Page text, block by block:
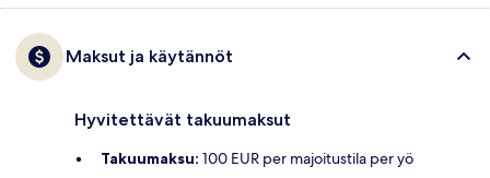
Maksut ja käytännöt
Hyvitettävät takuumaksut
Takuumaksu: 100 EUR per majoitustila per yö